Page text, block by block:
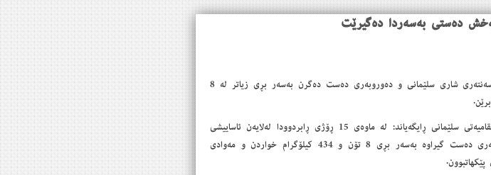
له‌ ماوه‌ی دوو هه‌فته‌دا لیژنه‌ هاوبه‌شه‌كانی قائیمقامیه‌تی سلێمانی له‌ سه‌نته‌ری شاری سلێمانی و ده‌وروبه‌ری ده‌ست ده‌گرن به‌سه‌ر بڕی زیاتر له‌ 8
خاید محه‌مه‌د سه‌رۆكی لیژنه‌ی له‌ناوبردن له‌ لیژنه‌ هاوبه‌شه‌كانی قائیمقامیه‌تی سلێمانی ڕایگه‌یاند: له‌ ماوه‌ی 15 ڕۆژی ڕابردوودا له‌لایه‌ن ئاساییشی
ئابووری و لیژنه‌ی به‌دواداچوونی عه‌لوه‌ له‌ شاری سلێمانی و ده‌وروبه‌ری ده‌ست گیراوه‌ به‌سه‌ر بڕی 8 تۆن و 434 كیلۆگرام خواردن و مه‌وادی